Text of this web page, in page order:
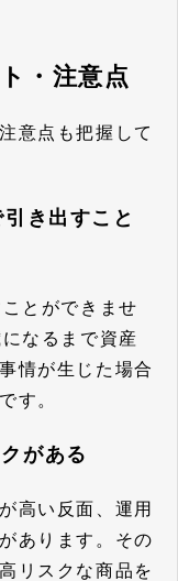
・注意点
意点も把握して
き出すこと
とができませ
なるまで資産
情が生じた場合
す。
がある
高い反面、運用
あります。 その
リスクな商品を